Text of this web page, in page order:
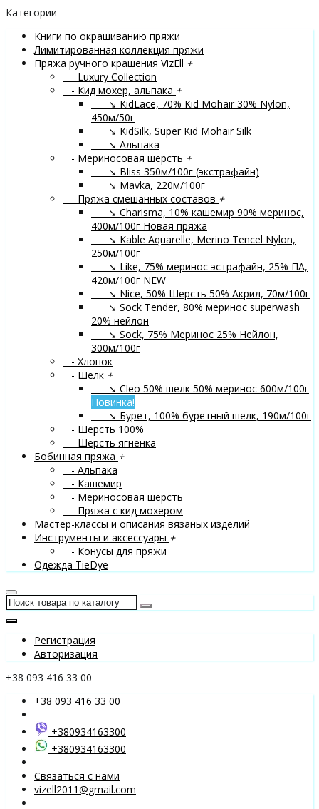
Категории
Книги по окрашиванию пряжи
Лимитированная коллекция пряжи
Пряжа ручного крашения VizEll +
- Luxury Collection
- Кид мохер, альпака +
↘ KidLace, 70% Kid Mohair 30% Nylon,
450м/50г
↘ KidSilk, Super Kid Mohair Silk
↘ Альпака
- Мериносовая шерсть +
↘ Bliss 350м/100г (экстрафайн)
↘ Mavka, 220м/100г
- Пряжа смешанных составов +
↘ Charisma, 10% кашемир 90% меринос,
400м/100г Новая пряжа
↘ Kable Aquarelle, Merino Tencel Nylon,
250м/100г
↘ Like, 75% меринос эстрафайн, 25% ПА,
420м/100г NEW
↘ Nice, 50% Шерсть 50% Акрил, 70м/100г
↘ Sock Tender, 80% меринос superwash
20% нейлон
↘ Sock, 75% Меринос 25% Нейлон,
300м/100г
- Хлопок
- Шелк +
↘ Cleo 50% шелк 50% меринос 600м/100г
Новинка!
↘ Бурет, 100% буретный шелк, 190м/100г
- Шерсть 100%
- Шерсть ягненка
Бобинная пряжа +
- Альпака
- Кашемир
- Мериносовая шерсть
- Пряжа с кид мохером
Мастер-классы и описания вязаных изделий
Инструменты и аксессуары +
- Конусы для пряжи
Одежда TieDye
Регистрация
Авторизация
+38 093 416 33 00
+38 093 416 33 00
+380934163300
+380934163300
Связаться с нами
vizell2011@gmail.com